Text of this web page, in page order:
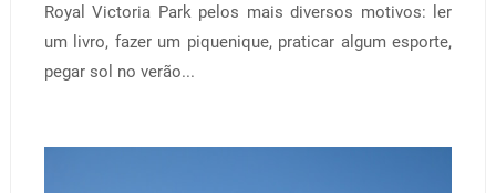
Royal Victoria Park pelos mais diversos motivos: ler
um livro, fazer um piquenique, praticar algum esporte,
pegar sol no verão...